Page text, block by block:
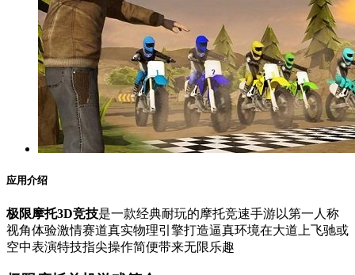
应用介绍
极限摩托3D竞技是一款经典耐玩的摩托竞速手游以第一人称
视角体验激情赛道真实物理引擎打造逼真环境在大道上飞驰或
空中表演特技指尖操作简便带来无限乐趣